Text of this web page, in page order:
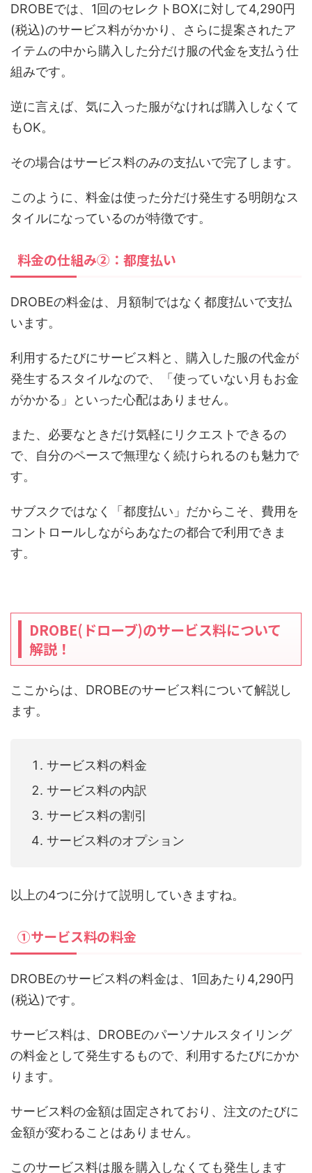
DROBEでは、1回のセレクトBOXに対して4,290円
(税込)のサービス料がかかり、さらに提案されたア
イテムの中から購入した分だけ服の代金を支払う仕
組みです。
逆に言えば、気に入った服がなければ購入しなくて
もOK。
その場合はサービス料のみの支払いで完了します。
このように、料金は使った分だけ発生する明朗なス
タイルになっているのが特徴です。
料金の仕組み②：都度払い
DROBEの料金は、月額制ではなく都度払いで支払
います。
利用するたびにサービス料と、購入した服の代金が
発生するスタイルなので、「使っていない月もお金
がかかる」といった心配はありません。
また、必要なときだけ気軽にリクエストできるの
で、自分のペースで無理なく続けられるのも魅力で
す。
サブスクではなく「都度払い」だからこそ、費用を
コントロールしながらあなたの都合で利用できま
す。
DROBE(ドローブ)のサービス料について
解説！
ここからは、DROBEのサービス料について解説し
ます。
サービス料の料金
サービス料の内訳
サービス料の割引
サービス料のオプション
以上の4つに分けて説明していきますね。
①サービス料の料金
DROBEのサービス料の料金は、1回あたり4,290円
(税込)です。
サービス料は、DROBEのパーソナルスタイリング
の料金として発生するもので、利用するたびにかか
ります。
サービス料の金額は固定されており、注文のたびに
金額が変わることはありません。
このサービス料は服を購入しなくても発生します